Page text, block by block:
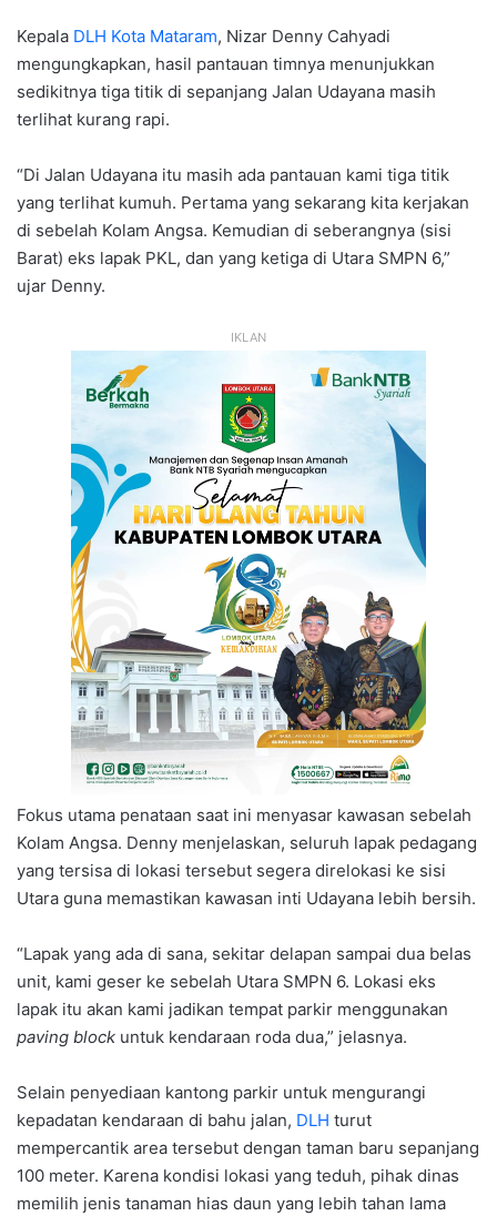
Kepala DLH Kota Mataram, Nizar Denny Cahyadi
mengungkapkan, hasil pantauan timnya menunjukkan
sedikitnya tiga titik di sepanjang Jalan Udayana masih
terlihat kurang rapi.
“Di Jalan Udayana itu masih ada pantauan kami tiga titik
yang terlihat kumuh. Pertama yang sekarang kita kerjakan
di sebelah Kolam Angsa. Kemudian di seberangnya (sisi
Barat) eks lapak PKL, dan yang ketiga di Utara SMPN 6,”
ujar Denny.
IKLAN
Fokus utama penataan saat ini menyasar kawasan sebelah
Kolam Angsa. Denny menjelaskan, seluruh lapak pedagang
yang tersisa di lokasi tersebut segera direlokasi ke sisi
Utara guna memastikan kawasan inti Udayana lebih bersih.
“Lapak yang ada di sana, sekitar delapan sampai dua belas
unit, kami geser ke sebelah Utara SMPN 6. Lokasi eks
lapak itu akan kami jadikan tempat parkir menggunakan
paving block untuk kendaraan roda dua,” jelasnya.
Selain penyediaan kantong parkir untuk mengurangi
kepadatan kendaraan di bahu jalan, DLH turut
mempercantik area tersebut dengan taman baru sepanjang
100 meter. Karena kondisi lokasi yang teduh, pihak dinas
memilih jenis tanaman hias daun yang lebih tahan lama